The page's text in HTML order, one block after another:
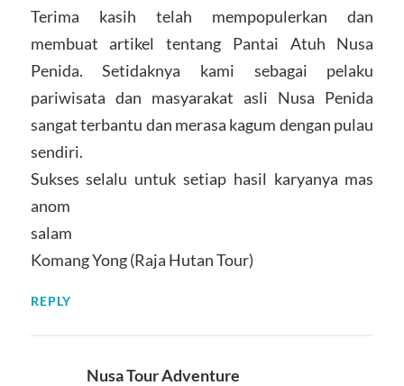
Terima kasih telah mempopulerkan dan
membuat artikel tentang Pantai Atuh Nusa
Penida. Setidaknya kami sebagai pelaku
pariwisata dan masyarakat asli Nusa Penida
sangat terbantu dan merasa kagum dengan pulau
sendiri.
Sukses selalu untuk setiap hasil karyanya mas
anom
salam
Komang Yong (Raja Hutan Tour)
REPLY
Nusa Tour Adventure